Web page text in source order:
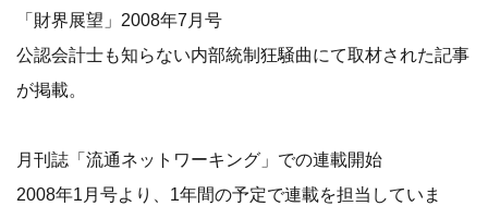
「財界展望」2008年7月号
公認会計士も知らない内部統制狂騒曲にて取材された記事
が掲載。
月刊誌「流通ネットワーキング」での連載開始
2008年1月号より、1年間の予定で連載を担当していま